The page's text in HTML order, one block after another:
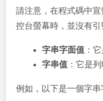
請注意，在程式碼中
控台螢幕時，並沒有
字串字面值 ：
字串值 ：它是
例如，以下是一個字串